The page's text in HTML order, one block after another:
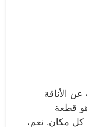
الأناقة
هو قطعة
كل مكان. نعم،